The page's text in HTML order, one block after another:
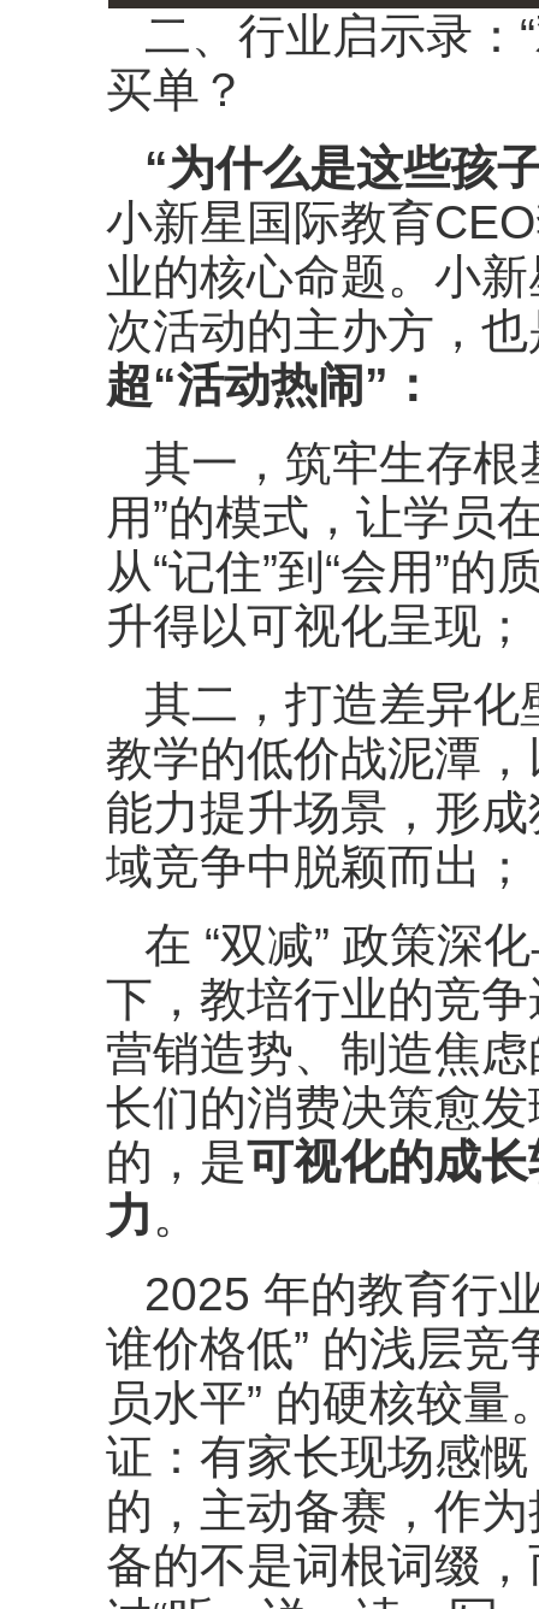
二、行业启示录：
买单？
“为什么是这些孩
小新星国际教育
业的核心命题。小
次活动的主办方，
超“活动热闹”：
其一，筑牢生存
用”的模式，让学员
从“记住”到“会用”
升得以可视化呈现；
其二，打造差异
教学的低价战泥潭，
能力提升场景，形
域竞争中脱颖而出；
在 “双减” 政策深
下，教培行业的竞
营销造势、制造焦
长们的消费决策愈
的，是可视化的成
力。
2025 年的教育行
谁价格低” 的浅层竞
员水平” 的硬核较
证：有家长现场感
的，主动备赛，作
备的不是词根词缀